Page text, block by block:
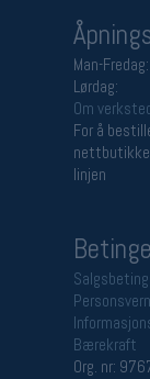
Man-Fredag:
Lørdag:
Om
For å
linjen
Bærekraft
Org. nr: